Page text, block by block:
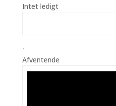
Intet ledigt
-
Afventende